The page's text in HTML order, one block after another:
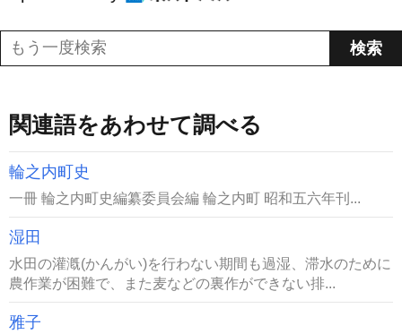
関連語をあわせて調べる
輪之内町史
一冊 輪之内町史編纂委員会編 輪之内町 昭和五六年刊...
湿田
水田の灌漑(かんがい)を行わない期間も過湿、滞水のために
農作業が困難で、また麦などの裏作ができない排...
雅子